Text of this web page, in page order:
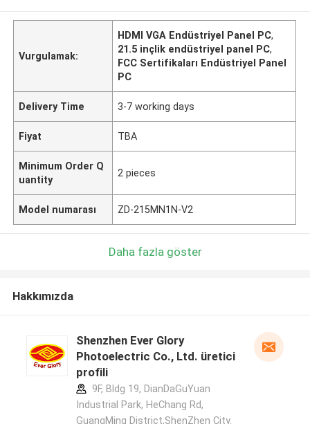
Vurgulamak:
HDMI VGA Endüstriyel Panel PC,
21.5 inçlik endüstriyel panel PC,
FCC Sertifikaları Endüstriyel Panel
PC
Delivery Time 3-7 working days
Fiyat TBA
Minimum Order Q
uantity
2 pieces
Model numarası ZD-215MN1N-V2
Daha fazla göster
Hakkımızda
Shenzhen Ever Glory
Photoelectric Co., Ltd. üretici
profili
9F, Bldg 19, DianDaGuYuan
Industrial Park, HeChang Rd,
GuangMing District,ShenZhen City.